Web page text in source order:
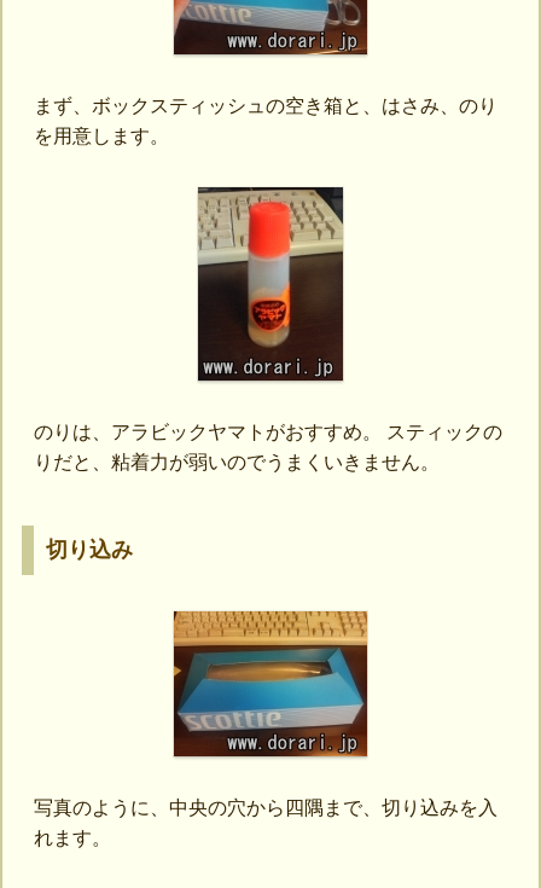
まず、ボックスティッシュの空き箱と、はさみ、のり
を用意します。
のりは、アラビックヤマトがおすすめ。 スティックの
りだと、粘着力が弱いのでうまくいきません。
切り込み
写真のように、中央の穴から四隅まで、切り込みを入
れます。